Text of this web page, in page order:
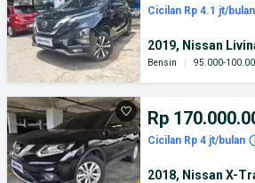
Cicilan Rp 4.1 jt/bulan
2019, Nissan
Bensin 95.000-
Rp
Cicilan Rp 4 jt/bulan
2018, Nissan X-